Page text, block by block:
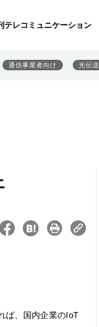
テレコミュニケーション
通信事業者向け 光伝送
ば、国内企業のIoT